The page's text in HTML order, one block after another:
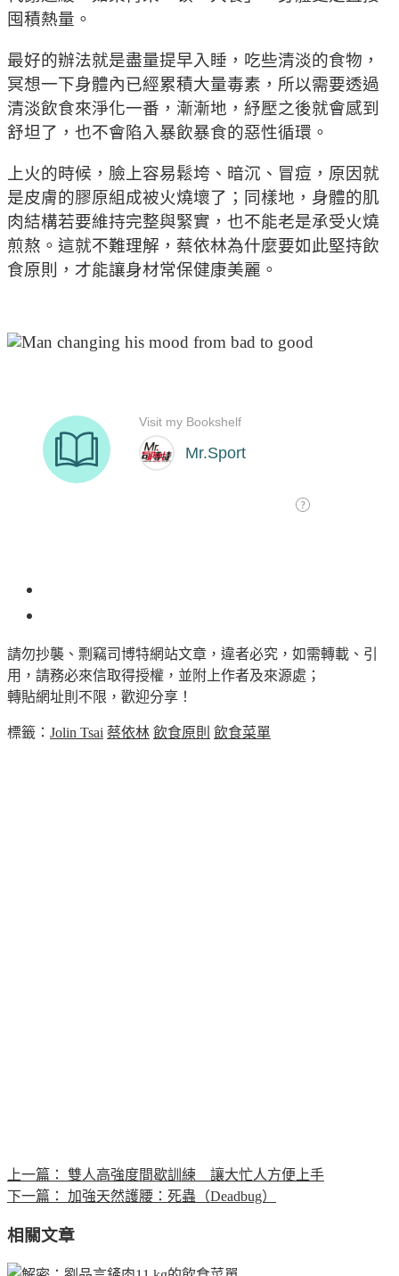
囤積熱量。
最好的辦法就是盡量提早入睡，吃些清淡的食物，
冥想一下身體內已經累積大量毒素，所以需要透過
清淡飲食來淨化一番，漸漸地，紓壓之後就會感到
舒坦了，也不會陷入暴飲暴食的惡性循環。
上火的時候，臉上容易鬆垮、暗沉、冒痘，原因就
是皮膚的膠原組成被火燒壞了；同樣地，身體的肌
肉結構若要維持完整與緊實，也不能老是承受火燒
煎熬。這就不難理解，蔡依林為什麼要如此堅持飲
食原則，才能讓身材常保健康美麗。
請勿抄襲、剽竊司博特網站文章，違者必究，如需轉載、引
用，請務必來信取得授權，並附上作者及來源處；
轉貼網址則不限，歡迎分享！
標籤： Jolin Tsai 蔡依林 飲食原則 飲食菜單
上一篇：
雙人高強度間歇訓練 讓大忙人方便上手
下一篇：
加強天然護腰：死蟲（Deadbug）
相關文章